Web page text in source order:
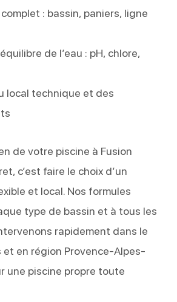
: bassin, paniers, ligne
de l’eau : pH, chlore,
local technique et des
de votre piscine à Fusion
c’est faire le choix d’un
et local. Nos formules
type de bassin et à tous les
rapidement dans le
en région Provence-Alpes-
une piscine propre toute